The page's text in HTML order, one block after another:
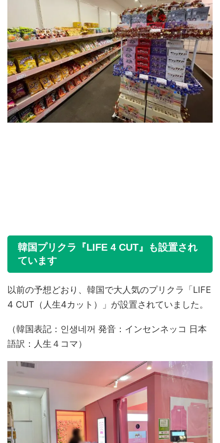
韓国プリクラ『LIFE 4 CUT』も設置され
ています
以前の予想どおり、韓国で大人気のプリクラ「LIFE
4 CUT（人生4カット）」が設置されていました。
（韓国表記：인생네꺼 発音：インセンネッコ 日本
語訳：人生４コマ）